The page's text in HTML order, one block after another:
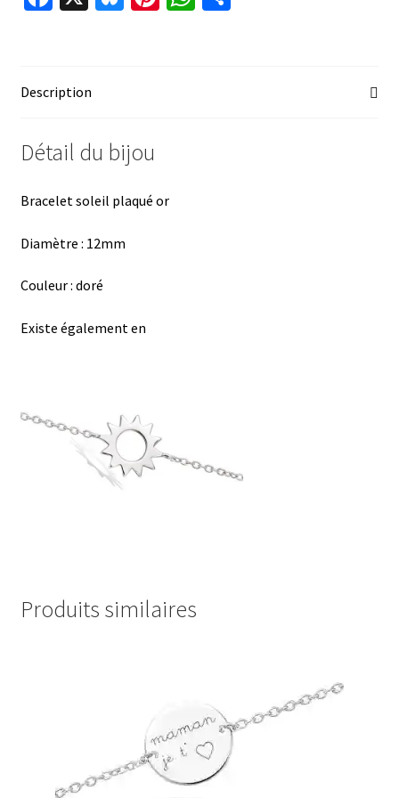
o
o
k
Description
Détail du bijou
Bracelet soleil plaqué or
Diamètre : 12mm
Couleur : doré
Existe également en
Produits similaires